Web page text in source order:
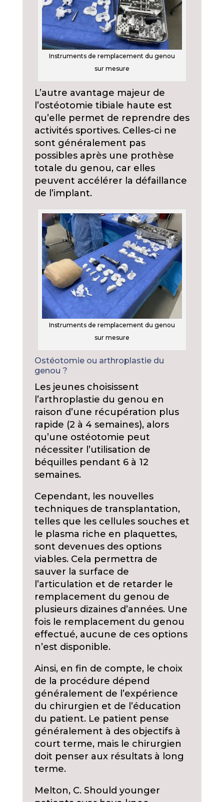
Instruments de remplacement du genou
sur mesure
L’autre avantage majeur de
l’ostéotomie tibiale haute est
qu’elle permet de reprendre des
activités sportives. Celles-ci ne
sont généralement pas
possibles après une prothèse
totale du genou, car elles
peuvent accélérer la défaillance
de l’implant.
Instruments de remplacement du genou
sur mesure
Ostéotomie ou arthroplastie du
genou ?
Les jeunes choisissent
l’arthroplastie du genou en
raison d’une récupération plus
rapide (2 à 4 semaines), alors
qu’une ostéotomie peut
nécessiter l’utilisation de
béquilles pendant 6 à 12
semaines.
Cependant, les nouvelles
techniques de transplantation,
telles que les cellules souches et
le plasma riche en plaquettes,
sont devenues des options
viables. Cela permettra de
sauver la surface de
l’articulation et de retarder le
remplacement du genou de
plusieurs dizaines d’années. Une
fois le remplacement du genou
effectué, aucune de ces options
n’est disponible.
Ainsi, en fin de compte, le choix
de la procédure dépend
généralement de l’expérience
du chirurgien et de l’éducation
du patient. Le patient pense
généralement à des objectifs à
court terme, mais le chirurgien
doit penser aux résultats à long
terme.
Melton, C. Should younger